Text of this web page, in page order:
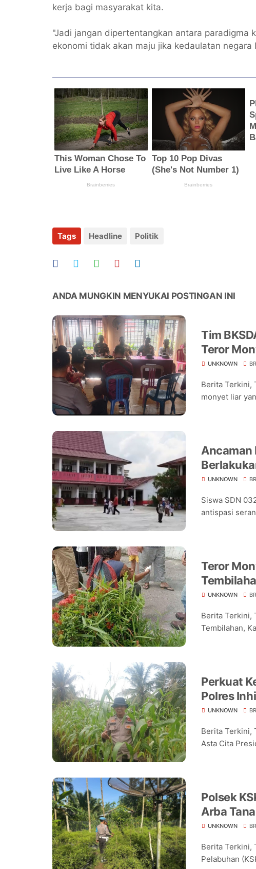
kerja bagi masyarakat kita.
"Jadi jangan dipertentangkan antara paradigma
ekonomi tidak akan maju jika kedaulatan
Tags Headline Politik
ANDA MUNGKIN MENYUKAI POSTINGAN INI
Tim
Teror
Warga
UNKNOWN
Berita Terkini,
monyet liar
Ancaman
Sekolah
UNKNOWN
Siswa SDN
antispasi
Teror
UNKNOWN
Berita Terkini,
Tembilahan,
Perkuat
Polres
Jagung
UNKNOWN
Berita Terkini,
Asta Cita
Polsek
Arba
Pangan
UNKNOWN
Berita Terkini,
Pelabuhan